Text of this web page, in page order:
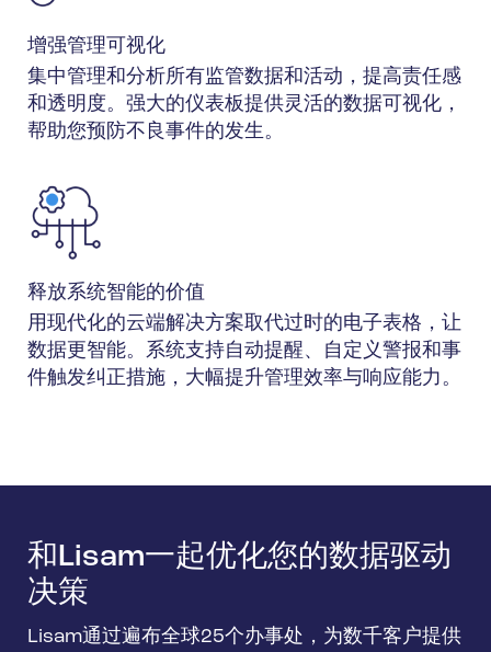
增强管理可视化
集中管理和分析所有监管数据和活动，提高责任感
和透明度。强大的仪表板提供灵活的数据可视化，
帮助您预防不良事件的发生。
释放系统智能的价值
用现代化的云端解决方案取代过时的电子表格，让
数据更智能。系统支持自动提醒、自定义警报和事
件触发纠正措施，大幅提升管理效率与响应能力。
和Lisam一起优化您的数据驱动
决策
Lisam通过遍布全球25个办事处，为数千客户提供